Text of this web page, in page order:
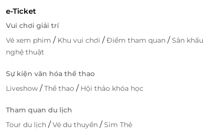
e-Ticket
Vui chơi giải trí
Vé xem phim / Khu vui chơi /Điểm tham quan /Sân khấu
nghệ thuật
Sự kiện văn hóa thể thao
Liveshow /Thể thao / Hội thảo khóa học
Tham quan du lịch
Tour du lịch /Vé du thuyền /Sim Thẻ